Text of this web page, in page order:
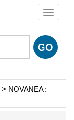
Toggle
> NOVANEA :